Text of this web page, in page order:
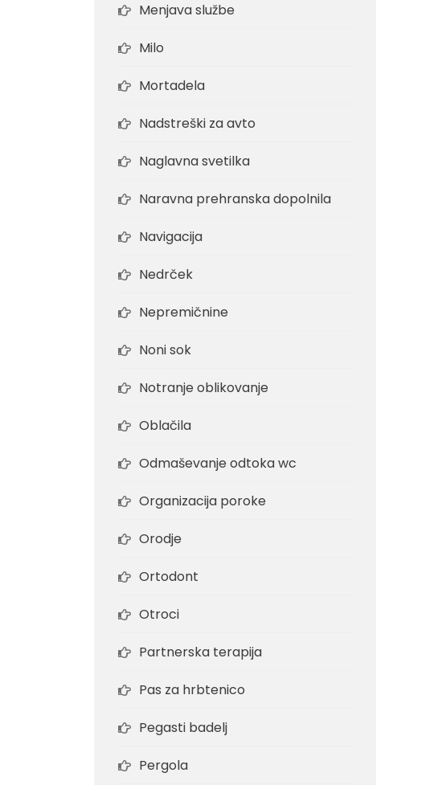
Menjava službe
Milo
Mortadela
Nadstreški za avto
Naglavna svetilka
Naravna prehranska dopolnila
Navigacija
Nedrček
Nepremičnine
Noni sok
Notranje oblikovanje
Oblačila
Odmaševanje odtoka wc
Organizacija poroke
Orodje
Ortodont
Otroci
Partnerska terapija
Pas za hrbtenico
Pegasti badelj
Pergola